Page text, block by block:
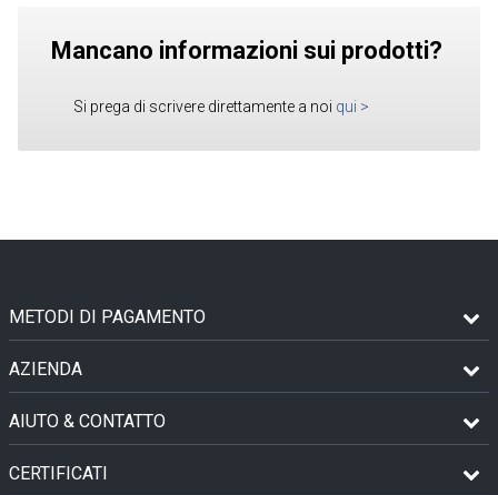
Mancano informazioni sui prodotti?
Si prega di scrivere direttamente a noi qui >
METODI DI PAGAMENTO
AZIENDA
AIUTO & CONTATTO
CERTIFICATI